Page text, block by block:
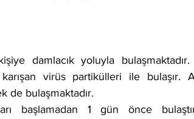
damlacık yoluyla
karışan virüs partikülleri ile bulaşır.
de bulaşmaktadır.
başlamadan 1 gün önce